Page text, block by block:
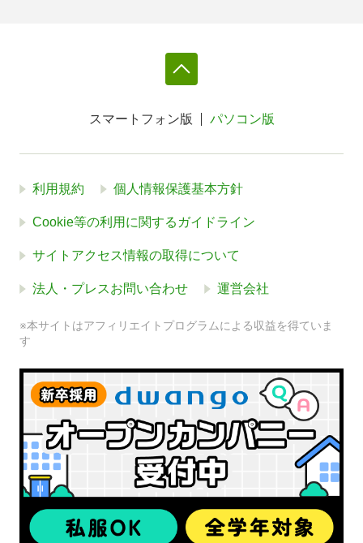
スマートフォン版 パソコン版
利用規約 個人情報保護基本方針
Cookie等の利用に関するガイドライン
サイトアクセス情報の取得について
法人・プレスお問い合わせ 運営会社
※本サイトはアフィリエイトプログラムによる収益を得ていま
す